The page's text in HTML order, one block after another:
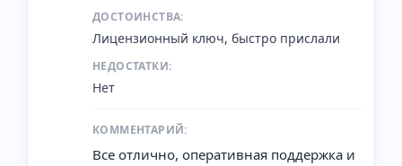
ДОСТОИНСТВА:
Лицензионный ключ, быстро прислали
НЕДОСТАТКИ:
Нет
КОММЕНТАРИЙ:
Все отлично, оперативная поддержка и